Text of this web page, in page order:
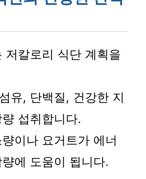
저칼로리 식단 계획을
유, 단백질, 건강한 지
섭취합니다.
이나 요거트가 에너
에 도움이 됩니다.